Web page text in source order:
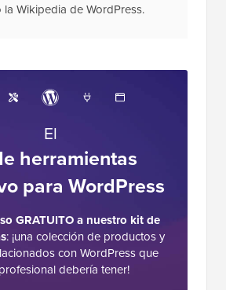
Wikipedia de WordPress.
El
herramientas
para WordPress
GRATUITO a nuestro kit de
: ¡una colección de productos y
con WordPress que
debería tener!